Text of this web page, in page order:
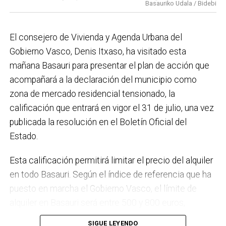
el Plan de Acción contra el Ruido y la instalación de
régimen de autoconsumo, que hacen de Basauri un
municipio más sostenible y preparado para el futuro.
En ese sentido, estamos trabajando en acciones de
clima y energía, entre las que destacan el diseño de
una red de refugios climáticos, junto con un Plan de
Actuación ante Episodios de Altas Temperaturas,
como las que recientemente hemos sufrido.
proyecto de lanueva haurreskola que se construirá en
Sarratu, junto a Arizko Ikastola, y que es una apuesta
por la educación pública y un elemento más de apoyo
el trabajo que desarrollamos en igualdad, con una
Basauriko Udala / Bidebi
El consejero de Vivienda y Agenda Urbana del
Gobierno Vasco, Denis Itxaso, ha visitado esta
mañana Basauri para presentar el plan de acción que
acompañará a la declaración del municipio como
zona de mercado residencial tensionado, la
calificación que entrará en vigor el 31 de julio, una vez
publicada la resolución en el Boletín Oficial del
Estado.
Esta calificación permitirá limitar el precio del alquiler
en todo Basauri. Según el índice de referencia que ha
puesto en marcha el Gobierno Vasco, el límite de
dependiendo de la zona y de las características de la
SIGUE LEYENDO